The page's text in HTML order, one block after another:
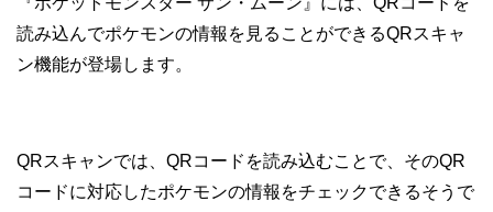
読み込んでポケモンの情報を見ることができるQRスキャ
ン機能が登場します。
QRスキャンでは、QRコードを読み込むことで、そのQR
コードに対応したポケモンの情報をチェックできるそうで